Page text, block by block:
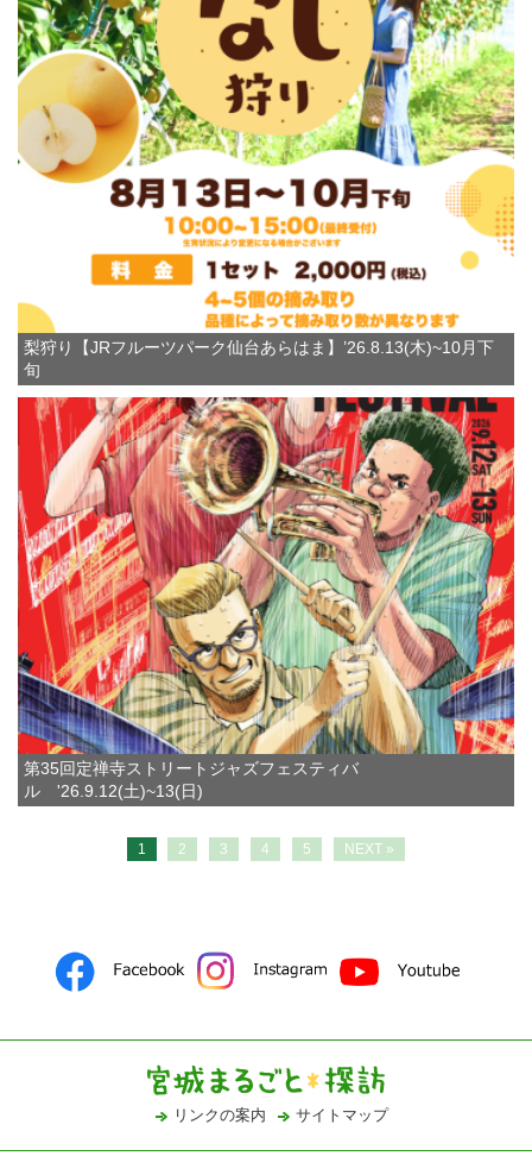
梨狩り【JRフルーツパーク仙台あらはま】’26.8.13(木)~10月下
旬
第35回定禅寺ストリートジャズフェスティバ
ル '26.9.12(土)~13(日)
1 2 3 4 5 NEXT »
リンクの案内 サイトマップ